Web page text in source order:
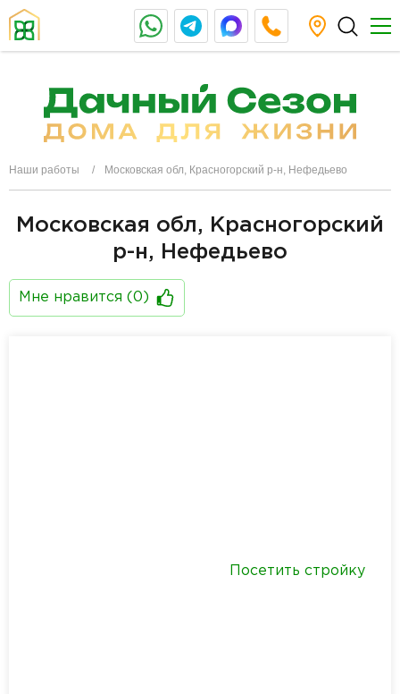
Наши работы Московская обл, Красногорский р-н, Нефедьево
Московская обл, Красногорский
р-н, Нефедьево
Мне нравится ( 0 )
Посетить стройку